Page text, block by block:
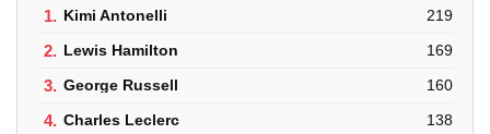
1. Kimi Antonelli 219
2. Lewis Hamilton 169
3. George Russell 160
4. Charles Leclerc 138